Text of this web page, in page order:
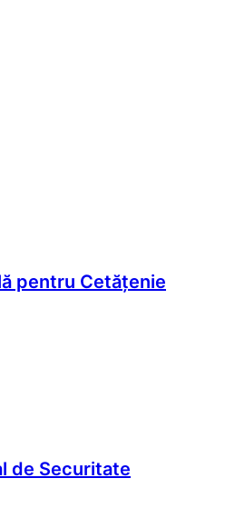
pentru Cetățenie
de Securitate